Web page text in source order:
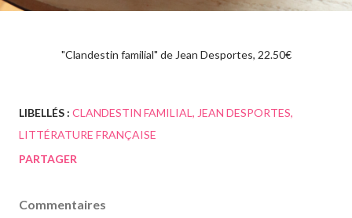
"Clandestin familial" de Jean Desportes, 22.50€
LIBELLÉS : CLANDESTIN FAMILIAL
JEAN DESPORTES
LITTÉRATURE FRANÇAISE
PARTAGER
Commentaires